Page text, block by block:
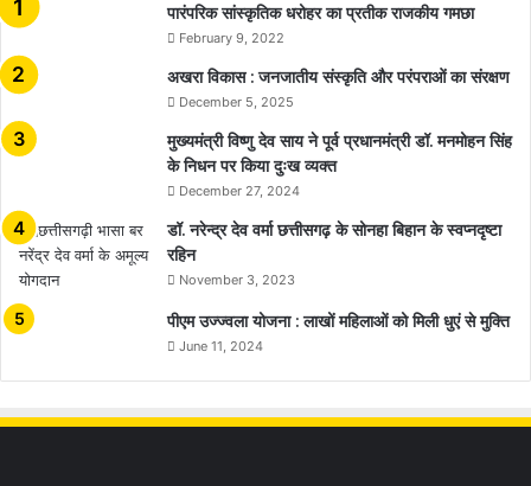
​​​​​​​पारंपरिक सांस्कृतिक धरोहर का प्रतीक राजकीय गमछा
February 9, 2022
अखरा विकास : जनजातीय संस्कृति और परंपराओं का संरक्षण
December 5, 2025
मुख्यमंत्री विष्णु देव साय ने पूर्व प्रधानमंत्री डॉ. मनमोहन सिंह
के निधन पर किया दुःख व्यक्त
December 27, 2024
डॉ. नरेन्द्र देव वर्मा छत्तीसगढ़ के सोनहा बिहान के स्वप्नदृष्टा
रहिन
November 3, 2023
पीएम उज्ज्वला योजना : लाखों महिलाओं को मिली धुएं से मुक्ति
June 11, 2024